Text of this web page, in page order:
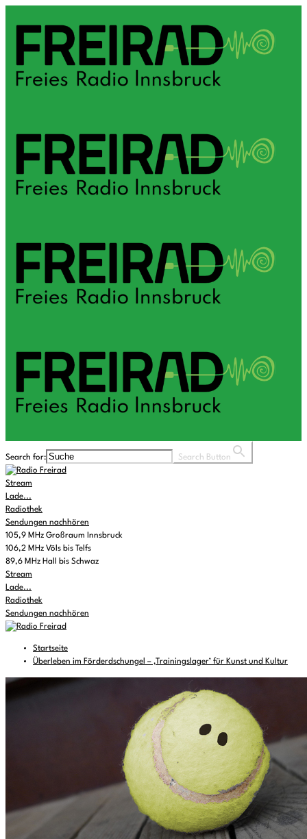
Search for: Search Button
Stream
Lade...
Radiothek
Sendungen nachhören
105,9 MHz Großraum Innsbruck
106,2 MHz Völs bis Telfs
89,6 MHz Hall bis Schwaz
Stream
Lade...
Radiothek
Sendungen nachhören
Startseite
Überleben im Förderdschungel – ‚Trainingslager’ für Kunst und Kultur